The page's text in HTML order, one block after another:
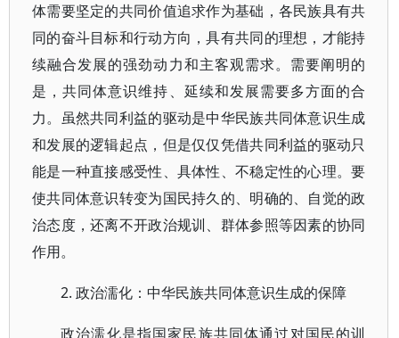
体需要坚定的共同价值追求作为基础，各民族具有共
同的奋斗目标和行动方向，具有共同的理想，才能持
续融合发展的强劲动力和主客观需求。需要阐明的
是，共同体意识维持、延续和发展需要多方面的合
力。虽然共同利益的驱动是中华民族共同体意识生成
和发展的逻辑起点，但是仅仅凭借共同利益的驱动只
能是一种直接感受性、具体性、不稳定性的心理。要
使共同体意识转变为国民持久的、明确的、自觉的政
治态度，还离不开政治规训、群体参照等因素的协同
作用。
2. 政治濡化：中华民族共同体意识生成的保障
政治濡化是指国家民族共同体通过对国民的训